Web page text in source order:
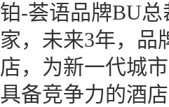
铂-荟语品牌BU
家，未来3年，品
店，为新一代城
具备竞争力的酒